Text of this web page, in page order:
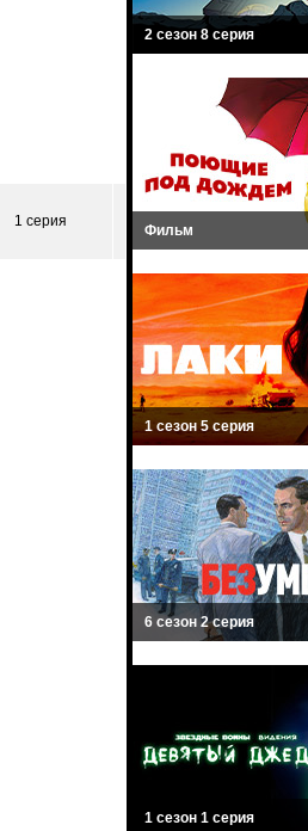
1 серия
2 сезон 8 серия
Фильм
1 сезон 5 серия
6 сезон 2 серия
1 сезон 1 серия